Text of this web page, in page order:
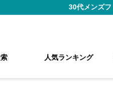
30代メンズ
人気ランキング